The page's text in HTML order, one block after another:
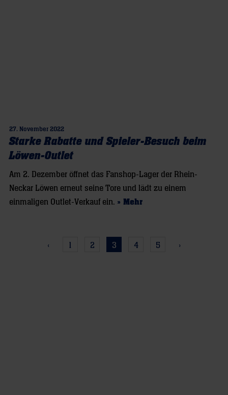
27. November 2022
Starke Rabatte und Spieler-Besuch beim
Löwen-Outlet
Am 2. Dezember öffnet das Fanshop-Lager der Rhein-
Neckar Löwen erneut seine Tore und lädt zu einem
einmaligen Outlet-Verkauf ein. » Mehr
‹ 1 2 3 4 5 ›